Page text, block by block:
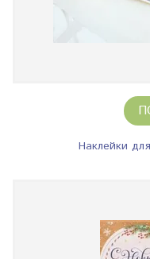
Наклейки